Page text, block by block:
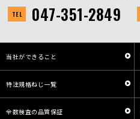
TEL 047-351-2849
当社ができること
特注規格ねじ一覧
全数検査の品質保証